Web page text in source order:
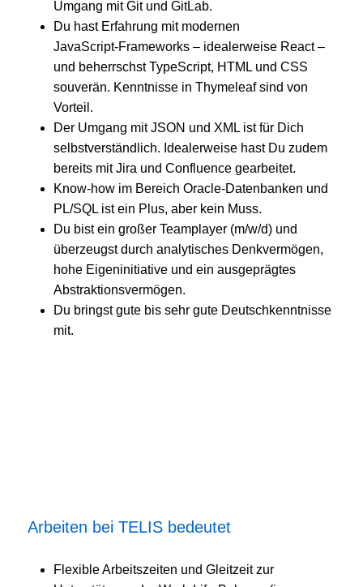
Umgang mit Git und GitLab.
Du hast Erfahrung mit modernen
JavaScript‑Frameworks – idealerweise React –
und beherrschst TypeScript, HTML und CSS
souverän. Kenntnisse in Thymeleaf sind von
Vorteil.
Der Umgang mit JSON und XML ist für Dich
selbstverständlich. Idealerweise hast Du zudem
bereits mit Jira und Confluence gearbeitet.
Know-how im Bereich Oracle‑Datenbanken und
PL/SQL ist ein Plus, aber kein Muss.
Du bist ein großer Teamplayer (m/w/d) und
überzeugst durch analytisches Denkvermögen,
hohe Eigeninitiative und ein ausgeprägtes
Abstraktionsvermögen.
Du bringst gute bis sehr gute Deutschkenntnisse
mit.
Arbeiten bei TELIS bedeutet
Flexible Arbeitszeiten und Gleitzeit zur